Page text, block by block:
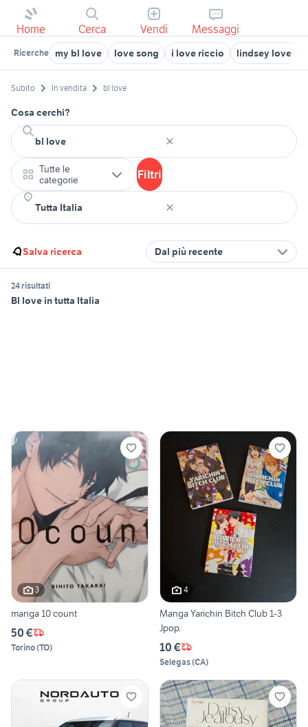
Home Cerca Vendi Messaggi
Ricerche my bl love love song i love riccio lindsey love
Subito In vendita bl love
Cosa cerchi?
Tutte le
categorie
Filtri
Salva ricerca Dal più recente
24 risultati
Bl love in tutta Italia
3
manga 10 count
50 €
Torino(TO)
4
Manga Yarichin Bitch Club 1-3
Jpop.
10 €
Selegas(CA)